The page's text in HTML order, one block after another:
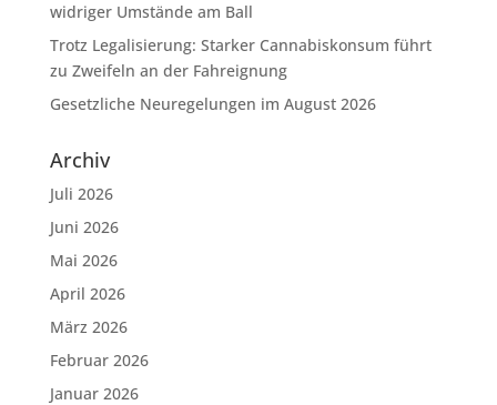
widriger Umstände am Ball
Trotz Legalisierung: Starker Cannabiskonsum führt
zu Zweifeln an der Fahreignung
Gesetzliche Neuregelungen im August 2026
Archiv
Juli 2026
Juni 2026
Mai 2026
April 2026
März 2026
Februar 2026
Januar 2026